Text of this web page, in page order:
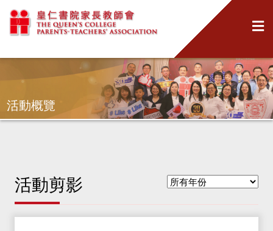
活動概覽
活動剪影